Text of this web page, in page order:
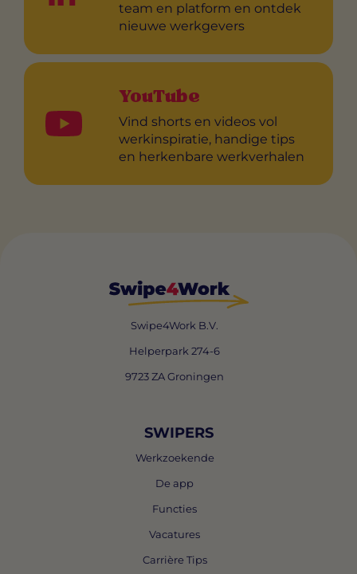
team en platform en ontdek
nieuwe werkgevers
YouTube
Vind shorts en videos vol
werkinspiratie, handige tips
en herkenbare werkverhalen
Swipe4Work B.V.
Helperpark 274-6
9723 ZA Groningen
SWIPERS
Werkzoekende
De app
Functies
Vacatures
Carrière Tips